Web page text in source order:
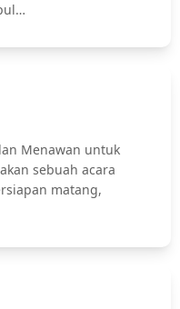
Menawan untuk
sebuah acara
matang,